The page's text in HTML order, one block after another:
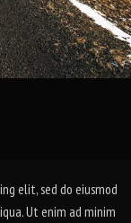
elit, sed do eiusmod
Ut enim ad minim